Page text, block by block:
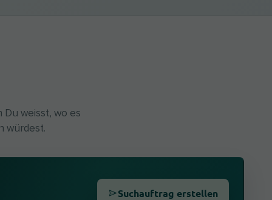
Du weisst, wo es
würdest.
Suchauftrag erstellen